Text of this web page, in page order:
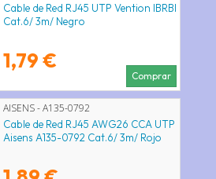
Cable de Red RJ45 UTP Vention IBRBI
Cat.6/ 3m/ Negro
1,79 €
Comprar
AISENS - A135-0792
Cable de Red RJ45 AWG26 CCA UTP
Aisens A135-0792 Cat.6/ 3m/ Rojo